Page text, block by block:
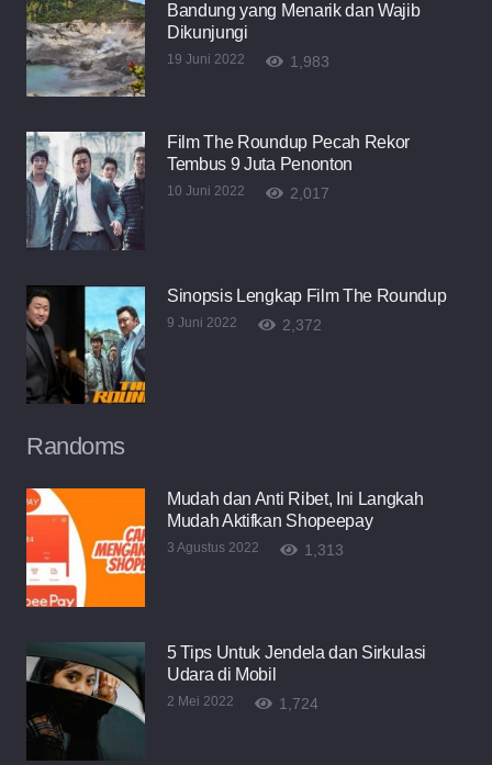
Bandung yang Menarik dan Wajib
Dikunjungi
19 Juni 2022 1,983
Film The Roundup Pecah Rekor
Tembus 9 Juta Penonton
10 Juni 2022 2,017
Sinopsis Lengkap Film The Roundup
9 Juni 2022 2,372
Randoms
Mudah dan Anti Ribet, Ini Langkah
Mudah Aktifkan Shopeepay
3 Agustus 2022 1,313
5 Tips Untuk Jendela dan Sirkulasi
Udara di Mobil
2 Mei 2022 1,724